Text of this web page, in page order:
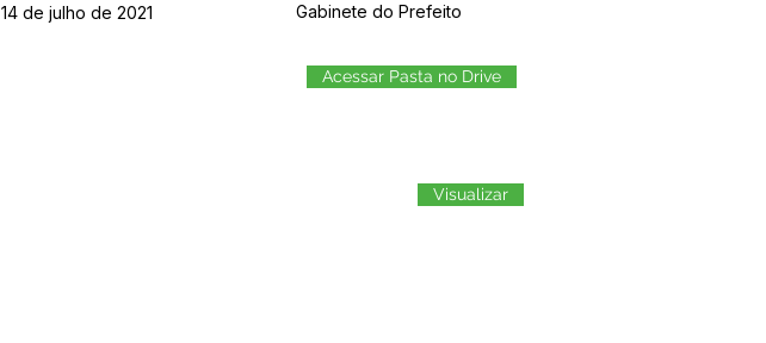
14 de julho de 2021 Gabinete do Prefeito
Acessar Pasta no Drive
Visualizar